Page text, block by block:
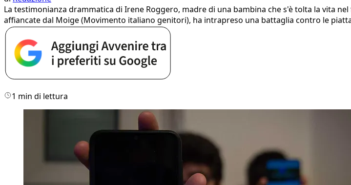
La testimonianza drammatica di Irene Roggero, madre di una bambina che s'è tolta la vita
affiancate dal Moige (Movimento italiano genitori), ha intrapreso una battaglia contro le
1 min di lettura